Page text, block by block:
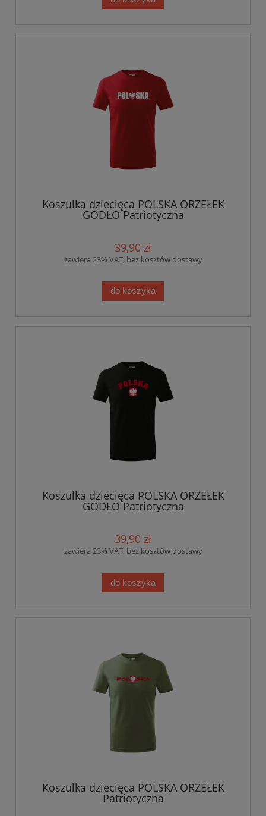
Koszulka dziecięca POLSKA ORZEŁEK
GODŁO Patriotyczna
39,90 zł
zawiera 23% VAT, bez kosztów dostawy
do koszyka
Koszulka dziecięca POLSKA ORZEŁEK
GODŁO Patriotyczna
39,90 zł
zawiera 23% VAT, bez kosztów dostawy
do koszyka
Koszulka dziecięca POLSKA ORZEŁEK
Patriotyczna